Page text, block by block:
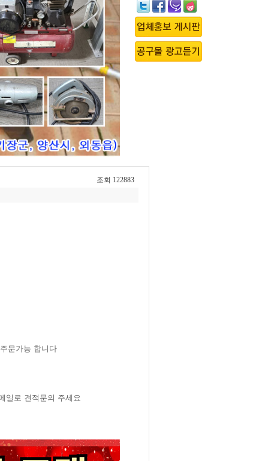
조회 122883
문가능 합니다
일로 견적문의 주세요